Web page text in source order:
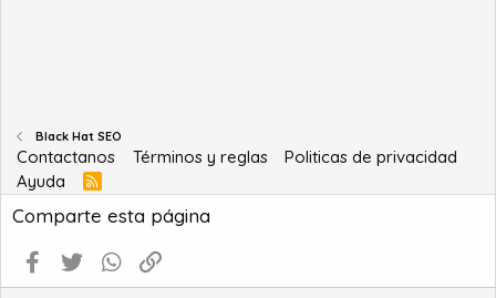
Black Hat SEO
Contactanos Términos y reglas
Politicas de privacidad
Ayuda
R
S
S
Comparte esta página
Facebook
Twitter WhatsApp